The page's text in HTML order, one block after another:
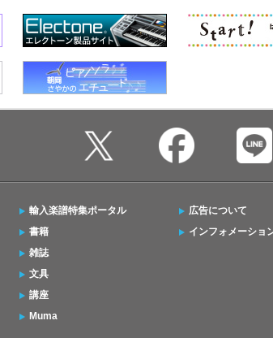
輸入楽譜特集ポータル
書籍
雑誌
文具
講座
Muma
広告について
インフォメーショ